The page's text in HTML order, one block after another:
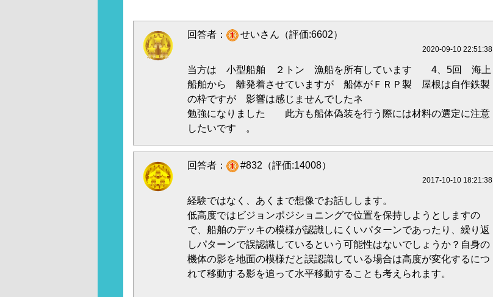
回答者： せいさん（評価:6602）
2020-09-10 22:51:38
当方は 小型船舶 ２トン 漁船を所有しています 4、5回 海上
船舶から 離発着させていますが 船体がＦＲＰ製 屋根は自作鉄製
の枠ですが 影響は感じませんでしたネ
勉強になりました 此方も船体偽装を行う際には材料の選定に注意
したいです 。
回答者： #832（評価:14008）
2017-10-10 18:21:38
経験ではなく、あくまで想像でお話しします。
低高度ではビジョンポジショニングで位置を保持しようとしますの
で、船舶のデッキの模様が認識しにくいパターンであったり、繰り返
しパターンで誤認識しているという可能性はないでしょうか？自身の
機体の影を地面の模様だと誤認識している場合は高度が変化するにつ
れて移動する影を追って水平移動することも考えられます。